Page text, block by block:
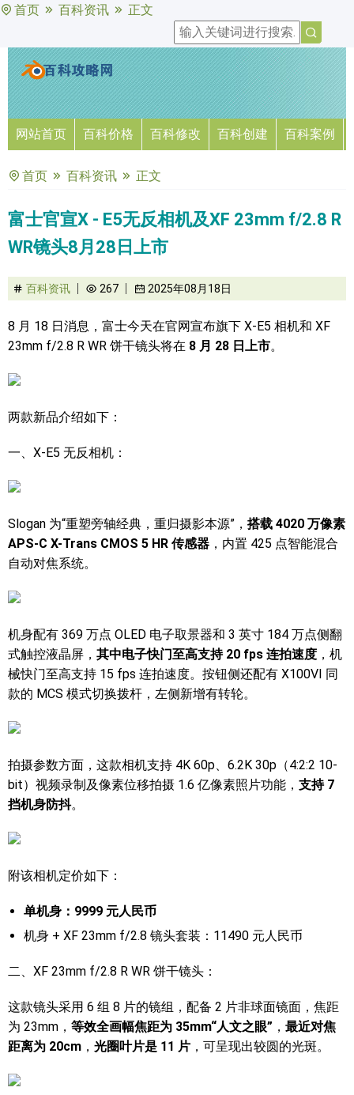
首页 百科资讯 正文
网站首页 百科价格 百科修改 百科创建 百科案例
首页 百科资讯 正文
富士官宣X - E5无反相机及XF 23mm f/2.8 R
WR镜头8月28日上市
百科资讯 267 2025年08月18日
8 月 18 日消息，富士今天在官网宣布旗下 X-E5 相机和 XF
23mm f/2.8 R WR 饼干镜头将在 8 月 28 日上市。
两款新品介绍如下：
一、X-E5 无反相机：
Slogan 为“重塑旁轴经典，重归摄影本源”， 搭载 4020 万像素
APS-C X-Trans CMOS 5 HR 传感器 ，内置 425 点智能混合
自动对焦系统。
机身配有 369 万点 OLED 电子取景器和 3 英寸 184 万点侧翻
式触控液晶屏， 其中电子快门至高支持 20 fps 连拍速度 ，机
械快门至高支持 15 fps 连拍速度。按钮侧还配有 X100VI 同
款的 MCS 模式切换拨杆，左侧新增有转轮。
拍摄参数方面，这款相机支持 4K 60p、6.2K 30p（4:2:2 10-
bit）视频录制及像素位移拍摄 1.6 亿像素照片功能， 支持 7
挡机身防抖。
附该相机定价如下：
单机身：9999 元人民币
机身 + XF 23mm f/2.8 镜头套装：11490 元人民币
二、XF 23mm f/2.8 R WR 饼干镜头：
这款镜头采用 6 组 8 片的镜组，配备 2 片非球面镜面，焦距
为 23mm， 等效全画幅焦距为 35mm“人文之眼” ， 最近对焦
距离为 20cm ， 光圈叶片是 11 片 ，可呈现出较圆的光斑。